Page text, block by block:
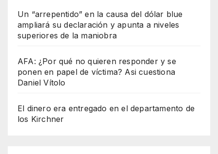
Un “arrepentido” en la causa del dólar blue
ampliará su declaración y apunta a niveles
superiores de la maniobra
AFA: ¿Por qué no quieren responder y se
ponen en papel de víctima? Asi cuestiona
Daniel Vítolo
El dinero era entregado en el departamento de
los Kirchner